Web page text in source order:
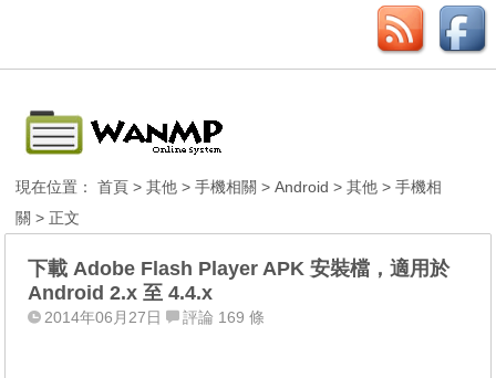
現在位置：首頁 >其他 >手機相關 >Android >其他 >手機相
關 > 正文
下載 Adobe Flash Player APK 安裝檔，適用於
Android 2.x 至 4.4.x
2014年06月27日 評論 169 條